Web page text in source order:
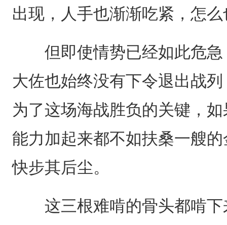
出现，人手也渐渐吃紧，怎
但即使情势已经如此危急
大佐也始终没有下令退出战
为了这场海战胜负的关键，
能力加起来都不如扶桑一艘
快步其后尘。
这三根难啃的骨头都啃下